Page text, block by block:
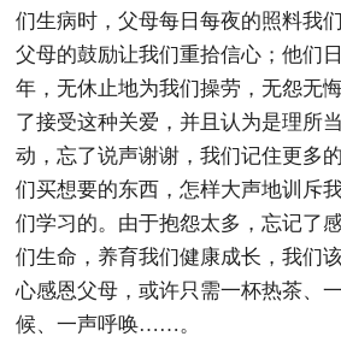
们生病时，父母每日每夜的照料我
父母的鼓励让我们重拾信心；他们
年，无休止地为我们操劳，无怨无
了接受这种关爱，并且认为是理所
动，忘了说声谢谢，我们记住更多
们买想要的东西，怎样大声地训斥
们学习的。由于抱怨太多，忘记了
们生命，养育我们健康成长，我们
心感恩父母，或许只需一杯热茶、
候、一声呼唤……。